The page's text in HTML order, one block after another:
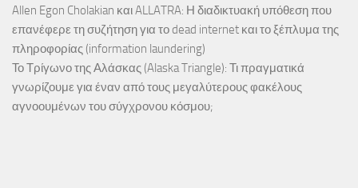
Allen Egon Cholakian και ALLATRA: Η διαδικτυακή υπόθεση που
επανέφερε τη συζήτηση για το dead internet και το ξέπλυμα της
πληροφορίας (information laundering)
Το Τρίγωνο της Αλάσκας (Alaska Triangle): Τι πραγματικά
γνωρίζουμε για έναν από τους μεγαλύτερους φακέλους
αγνοουμένων του σύγχρονου κόσμου;